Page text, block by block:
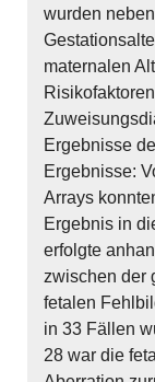
wurden
maternalen
Ergebnisse
Ergebnisse:
Arrays
Ergebnis in
erfolgte
zwischen der
fetalen
in 33 Fällen
28 war die